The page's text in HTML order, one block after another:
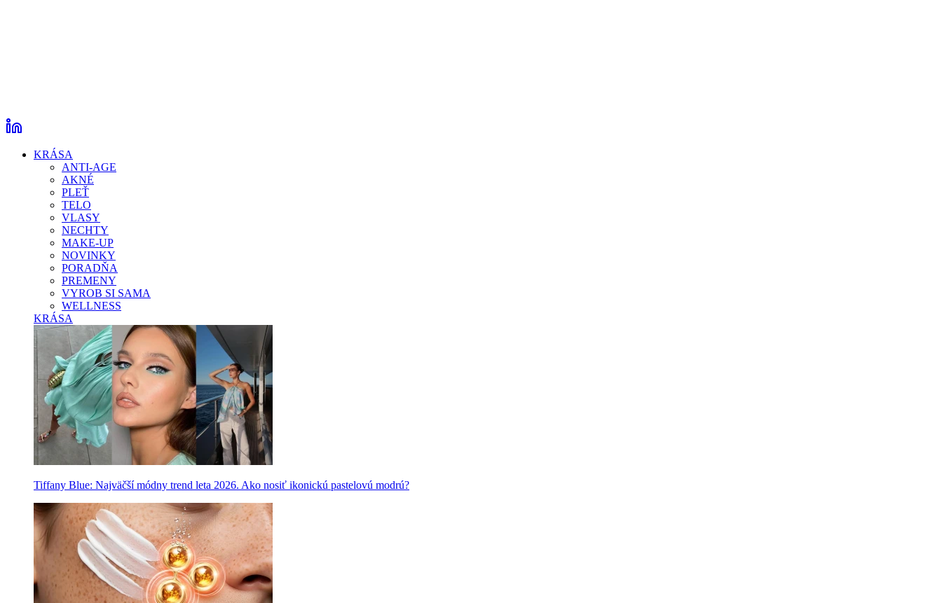
KRÁSA
ANTI-AGE
AKNÉ
PLEŤ
TELO
VLASY
NECHTY
MAKE-UP
NOVINKY
PORADŇA
PREMENY
VYROB SI SAMA
WELLNESS
KRÁSA
Tiffany Blue: Najväčší módny trend leta 2026. Ako nosiť ikonickú pastelovú modrú?